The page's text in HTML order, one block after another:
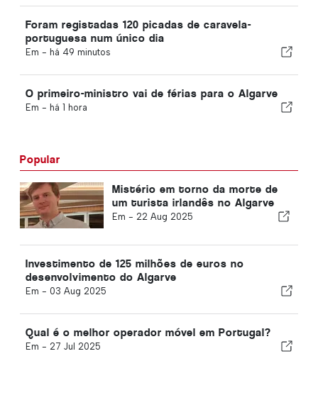
Foram registadas 120 picadas de caravela-
portuguesa num único dia
Em - há 49 minutos
O primeiro-ministro vai de férias para o Algarve
Em - há 1 hora
Popular
Mistério em torno da morte de
um turista irlandês no Algarve
Em - 22 Aug 2025
Investimento de 125 milhões de euros no
desenvolvimento do Algarve
Em - 03 Aug 2025
Qual é o melhor operador móvel em Portugal?
Em - 27 Jul 2025